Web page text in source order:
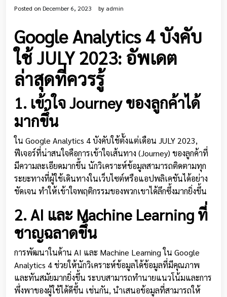
Posted on December 6, 2023 by admin
Google Analytics 4 บังคับ
ใช้ JULY 2023: อัพเดต
ล่าสุดที่ควรรู้
1. เข้าใจ Journey ของลูกค้าได้
มากขึ้น
ใน Google Analytics 4 บังคับใช้ตั้งแต่เดือน JULY 2023,
ฟีเจอร์ที่น่าสนใจคือการเข้าใจเส้นทาง (Journey) ของลูกค้าที่
มีความละเอียดมากขึ้น นักวิเคราะห์ข้อมูลสามารถติดตามทุก
ระยะทางที่ผู้ใช้เดินทางในเว็บไซต์หรือแอปพลิเคชันได้อย่าง
ชัดเจน ทำให้เข้าใจพฤติกรรมของพวกเขาได้ลึกซึ้งมากยิ่งขึ้น
2. AI และ Machine Learning ที่
ชาญฉลาดขึ้น
การพัฒนาในด้าน AI และ Machine Learning ใน Google
Analytics 4 ช่วยให้นักวิเคราะห์ข้อมูลได้ข้อมูลที่มีคุณภาพ
และทันสมัยมากยิ่งขึ้น ระบบสามารถทำนายแนวโน้มและการ
พึ่งพาของผู้ใช้ได้ดีขึ้น เช่นกัน, นำเสนอข้อมูลที่สามารถให้